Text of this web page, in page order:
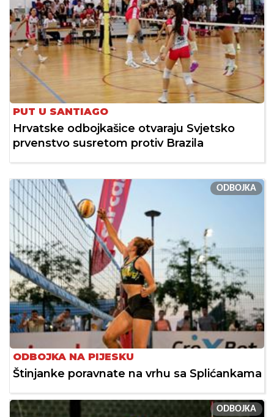
PUT U SANTIAGO
Hrvatske odbojkašice otvaraju Svjetsko
prvenstvo susretom protiv Brazila
ODBOJKA
ODBOJKA NA PIJESKU
Štinjanke poravnate na vrhu sa Splićankama
ODBOJKA